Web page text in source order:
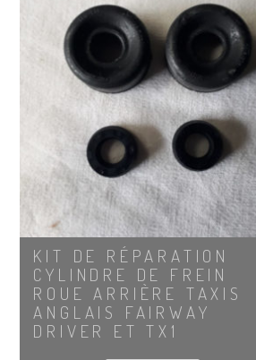
KIT DE RÉPARATION
CYLINDRE DE FREIN
ROUE ARRIÈRE TAXIS
ANGLAIS FAIRWAY
DRIVER ET TX1